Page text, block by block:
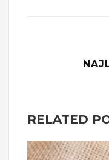
RELATED